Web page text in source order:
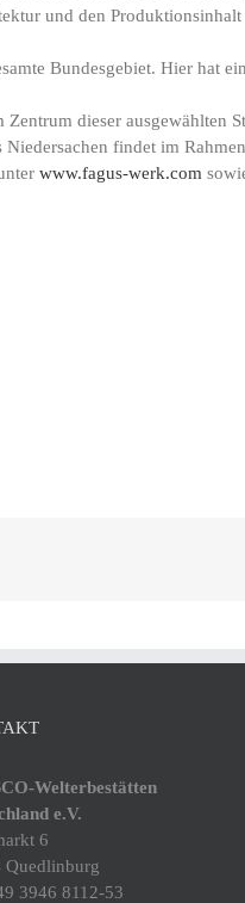
und den Produktionsinhalt
Bundesgebiet. Hier hat
dieser ausgewählten
findet im
www.fagus-werk.com
Welterbestätten
e.V.
6
Quedlinburg
3946 8112-53